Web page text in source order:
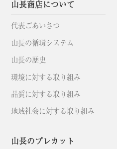
山長商店について
代表ごあいさつ
山長の循環システム
山長の歴史
環境に対する取り組み
品質に対する取り組み
地域社会に対する取り組み
山長のプレカット